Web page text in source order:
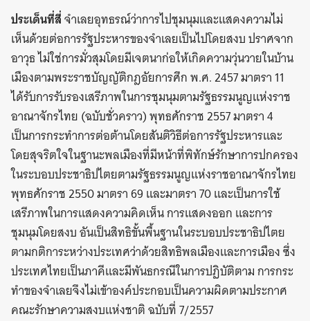
ประเด็นที่สี่จำเลยอุทธรณ์ว่าการไปชุมนุมและแสดงความไม่
เห็นด้วยต่อการรัฐประหารของจำเลยเป็นไปโดยสงบ ปราศจาก
อาวุธ ไม่ใช่การมั่วสุมโดยมีเจตนาก่อให้เกิดความวุ่นวายในบ้าน
เมืองตามพระราชบัญญัติกฎอัยการศึก พ.ศ. 2457 มาตรา 11
ได้รับการรับรองเสรีภาพในการชุมนุมตามรัฐธรรมนูญแห่งราช
อาณาจักรไทย (ฉบับชั่วคราว) พุทธศักราช 2557 มาตรา 4
เป็นการกระทำการต่อต้านโดยสันติวิธีต่อการรัฐประหารและ
โดยสุจริตใจในฐานะพลเมืองที่มีหน้าที่พิทักษ์รักษาการปกครอง
ในระบอบประชาธิปไตยตามรัฐธรรมนูญแห่งราชอาณาจักรไทย
พุทธศักราช 2550 มาตรา 69 และมาตรา 70 และเป็นการใช้
เสรีภาพในการแสดงความคิดเห็น การแสดงออก และการ
ชุมนุมโดยสงบ อันเป็นสิทธิขั้นพื้นฐานในระบอบประชาธิปไตย
ตามกติการะหว่างประเทศว่าด้วยสิทธิพลเมืองและการเมือง ซึ่ง
ประเทศไทยเป็นภาคีและมีพันธกรณีในการปฏิบัติตาม การกระ
ทำของจำเลยจึงไม่เข้าองค์ประกอบเป็นความผิดตามประกาศ
คณะรักษาความสงบแห่งชาติ ฉบับที่ 7/2557